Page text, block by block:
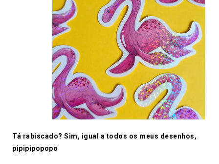
Tá rabiscado? Sim, igual a todos os meus desenhos,
pipipipopopo